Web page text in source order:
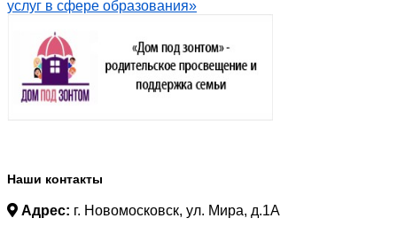
Наши контакты
Адрес: г. Новомосковск, ул. Мира, д.1А